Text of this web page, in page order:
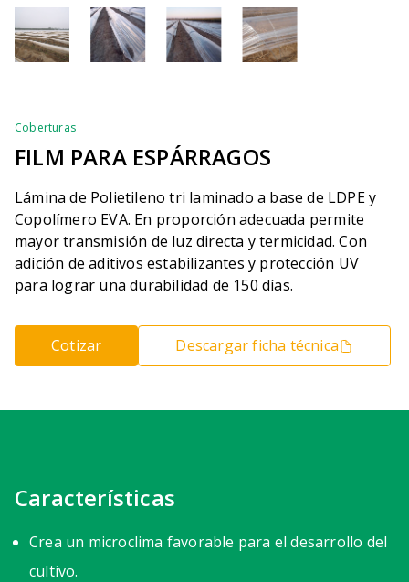
Coberturas
FILM PARA ESPÁRRAGOS
Lámina de Polietileno tri laminado a base de LDPE y
Copolímero EVA. En proporción adecuada permite
mayor transmisión de luz directa y termicidad. Con
adición de aditivos estabilizantes y protección UV
para lograr una durabilidad de 150 días.
Cotizar Descargar ficha técnica
Características
Crea un microclima favorable para el desarrollo del
cultivo.